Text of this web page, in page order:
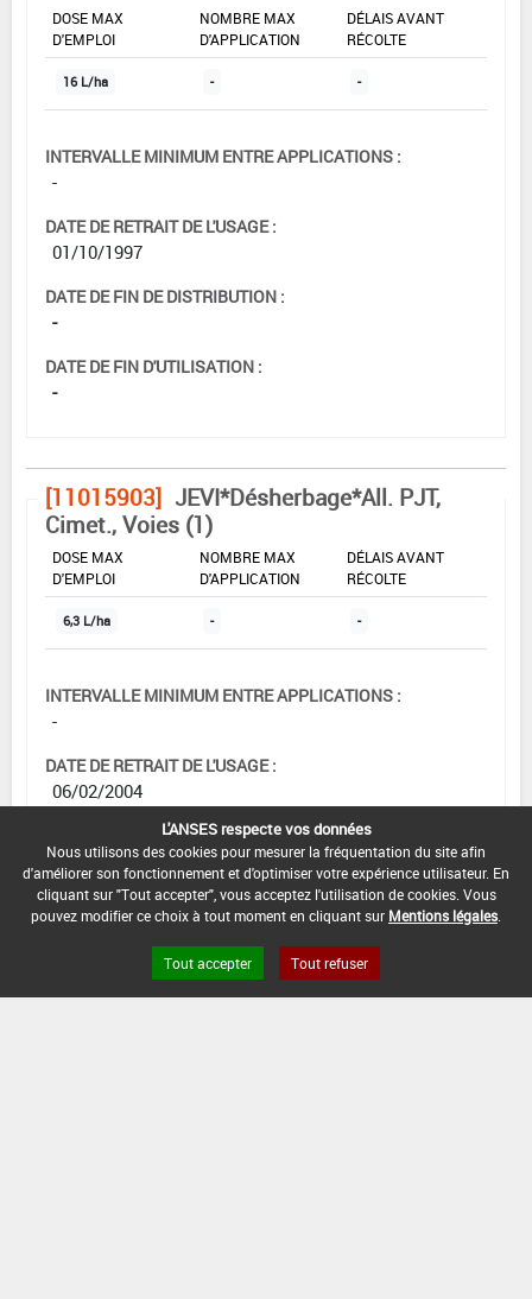
DOSE MAX
D'EMPLOI
NOMBRE MAX
D'APPLICATION
DÉLAIS AVANT
RÉCOLTE
16 L/ha - -
INTERVALLE MINIMUM ENTRE APPLICATIONS :
-
DATE DE RETRAIT DE L'USAGE :
01/10/1997
DATE DE FIN DE DISTRIBUTION :
-
DATE DE FIN D'UTILISATION :
-
[11015903] JEVI*Désherbage*All. PJT,
Cimet., Voies (1)
DOSE MAX
D'EMPLOI
NOMBRE MAX
D'APPLICATION
DÉLAIS AVANT
RÉCOLTE
6,3 L/ha - -
INTERVALLE MINIMUM ENTRE APPLICATIONS :
-
DATE DE RETRAIT DE L'USAGE :
06/02/2004
DATE DE FIN DE DISTRIBUTION :
-
DATE DE FIN D'UTILISATION :
L'ANSES respecte vos données
Nous utilisons des cookies pour mesurer la fréquentation du site afin
d'améliorer son fonctionnement et d'optimiser votre expérience utilisateur. En
cliquant sur "Tout accepter", vous acceptez l'utilisation de cookies. Vous
pouvez modifier ce choix à tout moment en cliquant sur Mentions légales
Tout accepter Tout refuser